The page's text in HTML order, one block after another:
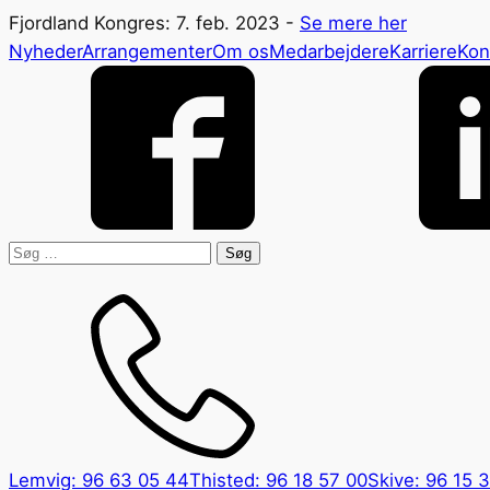
Fjordland Kongres: 7. feb. 2023 - Se mere her
NyhederArrangementerOm osMedarbejdereKarriere
Søg
Lemvig: 96 63 05 44Thisted: 96 18 57 00Skive: 96 15